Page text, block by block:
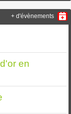
en
+ d'évènements